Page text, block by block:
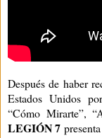
Después de haber
Estados Unidos
“Cómo Mirarte”,
LEGIÓN 7